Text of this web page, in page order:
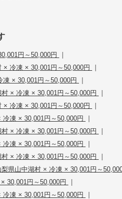
円～50,000円 |
冷凍 × 30,001円～50,000円 |
× 30,001円～50,000円 |
× 冷凍 × 30,001円～50,000円 |
× 冷凍 × 30,001円～50,000円 |
凍 × 30,001円～50,000円 |
× 冷凍 × 30,001円～50,000円 |
凍 × 30,001円～50,000円 |
× 冷凍 × 30,001円～50,000円 |
県山中湖村 × 冷凍 × 30,001円～
30,001円～50,000円 |
凍 × 30,001円～50,000円 |